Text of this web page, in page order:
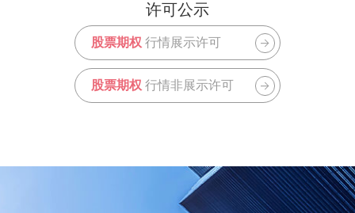
许可公示
股票期权 行情展示许可
股票期权 行情非展示许可